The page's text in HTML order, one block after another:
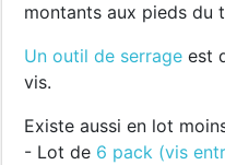
montants aux pieds du
Un outil de serrage est
vis.
Existe aussi en lot
- Lot de 6 pack (vis